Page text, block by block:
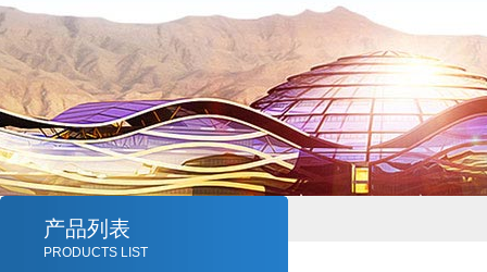
产品列表
PRODUCTS LIST